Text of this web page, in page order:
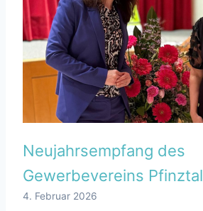
Neujahrsempfang des
Gewerbevereins Pfinztal
4. Februar 2026